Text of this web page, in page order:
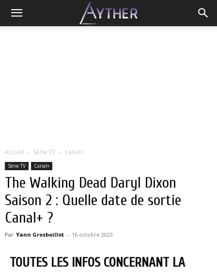
Accueil Série TV Canal+
Série TV Canal+
The Walking Dead Daryl Dixon
Saison 2 : Quelle date de sortie
Canal+ ?
Par Yann Grosboillot - 16 octobre 2023
TOUTES LES INFOS CONCERNANT LA